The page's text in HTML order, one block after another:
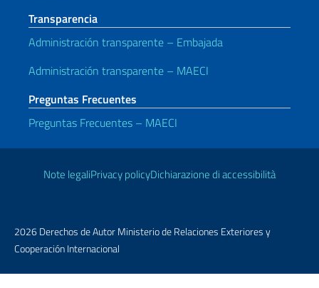
Transparencia
Administración transparente – Embajada
Administración transparente – MAECI
Preguntas Frecuentes
Preguntas Frecuentes – MAECI
Enlaces útiles
Note legaliPrivacy policyDichiarazione di accessibilità
2026 Derechos de Autor Ministerio de Relaciones Exteriores y
Cooperación Internacional